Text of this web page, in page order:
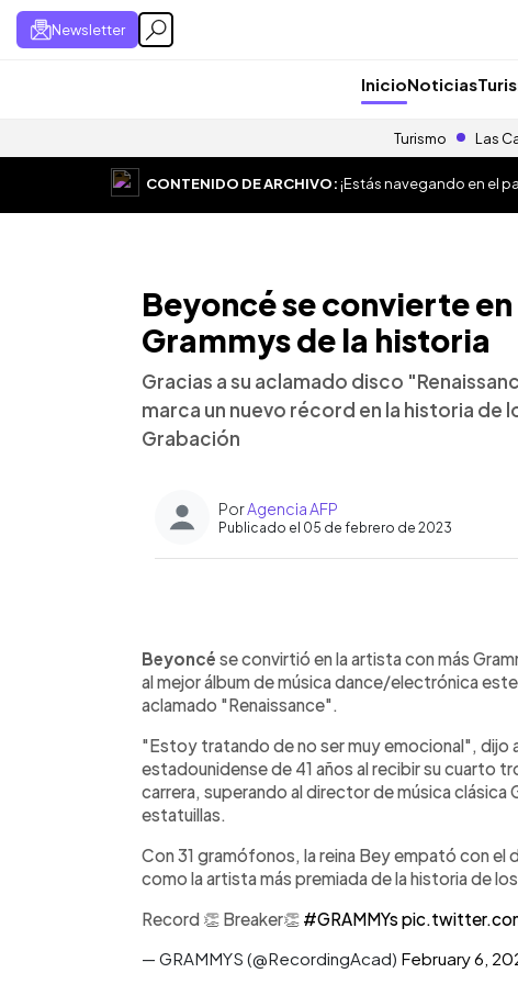
Newsletter
InicioNoticias
Turismo Las
CONTENIDO DE ARCHIVO:¡Estás navegando en el
Beyoncé se convierte
Grammys de la historia
Gracias a su aclamado disco
marca un nuevo récord en la historia de
Grabación
PorAgencia AFP
Publicado el 05 de febrero de 2023
► Escuchar artículo
Beyoncé se convirtió en la artista con más
al mejor álbum de música dance/electrónica
aclamado "Renaissance".
"Estoy tratando de no ser muy emocional", dijo
estadounidense de 41 años al recibir su cuarto
carrera, superando al director de música
estatuillas.
Con 31 gramófonos, la reina Bey empató con
como la artista más premiada de la historia de
Record 👏 Breaker👏 #GRAMMYs
— GRAMMYS (@RecordingAcad) February 6,